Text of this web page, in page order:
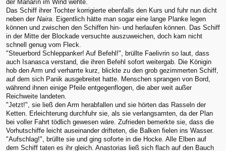
der Manarîn im Wind wehte.
Das Schiff ihrer Tochter korrigierte ebenfalls den Kurs und fuhr nun dicht
neben der Naira. Eigentlich hätte man sogar eine lange Planke legen
können und zwischen den Schiffen hin- und herlaufen können. Das Schiff
in der Mitte der Blockade versuchte auszuweichen, doch kam nicht
schnell genug vom Fleck.
"Steuerbord Schleppanker! Auf Befehl!", brüllte Faelivrin so laut, dass
auch Isanasca verstand, die ihren Befehl sofort weitergab. Die Königin
hob den Arm und verharrte kurz, blickte zu den grob gezimmerten Schiff,
auf dem sich Panik ausgebreitet hatte. Menschen sprangen von Bord,
während ihnen einige Pfeile entgegenflogen, die aber weit außer
Reichweite landeten.
"Jetzt!", sie ließ den Arm herabfallen und sie hörten das Rasseln der
Ketten. Erleichterung durchfuhr sie, als sie verlangsamten, da der Plan
bei voller Fahrt tödlich gewesen wäre. Zufrieden bemerkte sie, dass die
Vorhutschiffe leicht auseinander drifteten, die Balken fielen ins Wasser.
"Aufschlag!", brüllte sie und ging soforte in die Hocke. Alle Elben auf
dem Schiff taten es ihr gleich. Anastorias ließ sich flach auf den Bauch